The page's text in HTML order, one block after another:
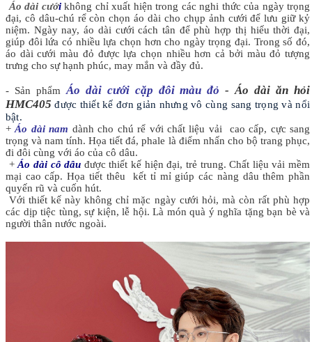
Áo dài cướikhông chỉ xuất hiện trong các nghi thức của ngày trọng
đại, cô dâu-chú rể còn chọn áo dài cho chụp ảnh cưới để lưu giữ kỷ
niệm. Ngày nay, áo dài cưới cách tân để phù hợp thị hiếu thời đại,
giúp đôi lứa có nhiều lựa chọn hơn cho ngày trọng đại. Trong số đó,
áo dài cưới màu đỏ được lựa chọn nhiều hơn cả bởi màu đỏ tượng
trưng cho sự hạnh phúc, may mắn và đầy đủ.
- Sản phẩm Áo dài cưới cặp đôi màu đỏ - Áo dài ăn hỏi
HMC405được thiết kế đơn giản nhưng vô cùng sang trọng và nổi
bật.
+ Áo dài nam dành cho chú rể với chất liệu vải cao cấp, cực sang
trọng và nam tính. Họa tiết đá, phale là điểm nhấn cho bộ trang phục,
đi đôi cùng với áo của cô dâu.
+Áo dài cô dâu được thiết kế hiện đại, trẻ trung. Chất liệu vải mềm
mại cao cấp. Họa tiết thêu kết tỉ mỉ giúp các nàng dâu thêm phần
quyến rũ và cuốn hút.
Với thiết kế này không chỉ mặc ngày cưới hỏi, mà còn rất phù hợp
các dịp tiệc tùng, sự kiện, lễ hội. Là món quà ý nghĩa tặng bạn bè và
người thân nước ngoài.